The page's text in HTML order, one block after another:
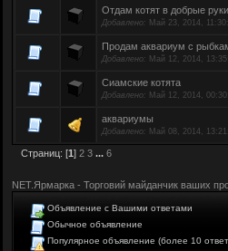
Отдам котят в добрые руки
Добавлено: Май 23, 2014,
Продам аквариум с
Добавлено: Май 12, 2014,
Сиамские котята
Добавлено: Май 12, 2014,
аквариумы
Добавлено: Май 08, 2014,
Страниц: [1] 2 3 ... 6
NET.Ярмарка - Торговий майданчик ваших
Объявление с Вашими ответами
Обычное объявление
Популярное объявление (более 10